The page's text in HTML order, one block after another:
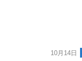
10月14日